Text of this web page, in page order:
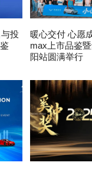
投
暖心交付 心愿
max上市品鉴
阳站圆满举行